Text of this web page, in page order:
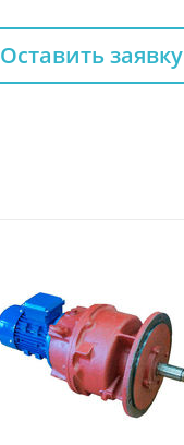
Оставить заявку